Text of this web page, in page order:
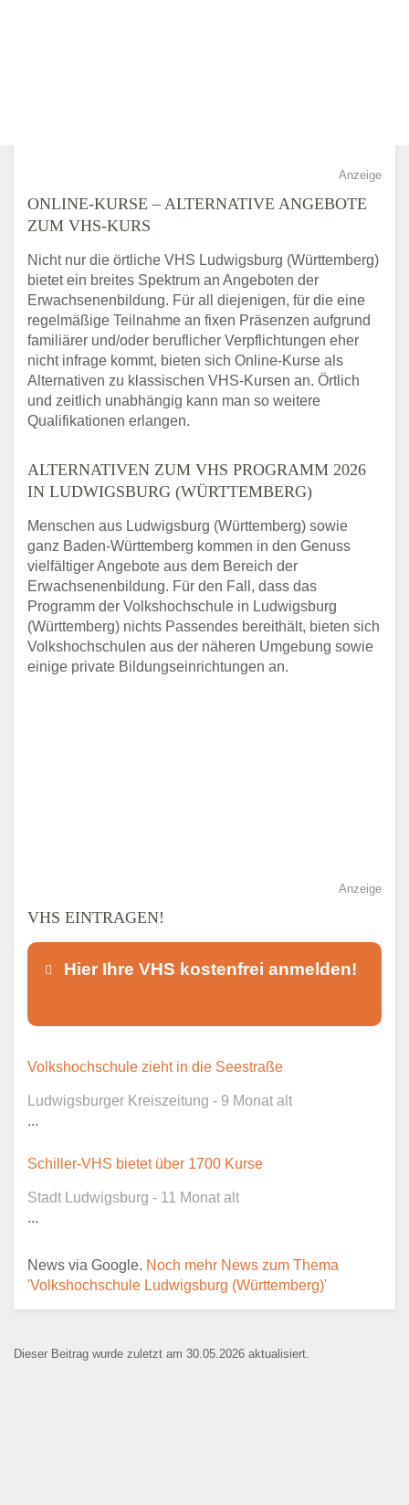
Anzeige
ONLINE-KURSE – ALTERNATIVE ANGEBOTE
ZUM VHS-KURS
Nicht nur die örtliche VHS Ludwigsburg (Württemberg)
bietet ein breites Spektrum an Angeboten der
Erwachsenenbildung. Für all diejenigen, für die eine
regelmäßige Teilnahme an fixen Präsenzen aufgrund
familiärer und/oder beruflicher Verpflichtungen eher
nicht infrage kommt, bieten sich Online-Kurse als
Alternativen zu klassischen VHS-Kursen an. Örtlich
und zeitlich unabhängig kann man so weitere
Qualifikationen erlangen.
ALTERNATIVEN ZUM VHS PROGRAMM 2026
IN LUDWIGSBURG (WÜRTTEMBERG)
Menschen aus Ludwigsburg (Württemberg) sowie
ganz Baden-Württemberg kommen in den Genuss
vielfältiger Angebote aus dem Bereich der
Erwachsenenbildung. Für den Fall, dass das
Programm der Volkshochschule in Ludwigsburg
(Württemberg) nichts Passendes bereithält, bieten sich
Volkshochschulen aus der näheren Umgebung sowie
einige private Bildungseinrichtungen an.
Anzeige
VHS EINTRAGEN!
Hier Ihre VHS kostenfrei anmelden!
Dieser Teil dient lediglich zur
öffentlich sichtbar.
Ansprechpartner*
E-Mail*
Volkshochschule zieht in die Seestraße
Ludwigsburger Kreiszeitung - 9 Monat alt
...
Schiller-VHS bietet über 1700 Kurse
Stadt Ludwigsburg - 11 Monat alt
...
News via Google. Noch mehr News zum Thema
'Volkshochschule Ludwigsburg (Württemberg)'
Dieser Beitrag wurde zuletzt am 30.05.2026 aktualisiert.